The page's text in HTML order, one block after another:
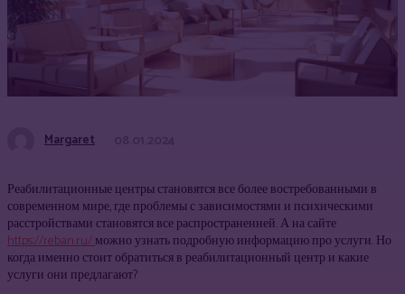
Margaret
Реабилитационные центры становятся все более востребованными в
современном мире, где проблемы с зависимостями и психическими
расстройствами становятся все распространенней. А на сайте
https://reban.ru/можно узнать подробную информацию про услуги. Но
когда именно стоит обратиться в реабилитационный центр и какие
услуги они предлагают?